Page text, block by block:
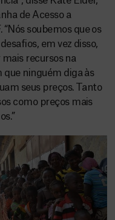
de Acesso a
soubemos que os
em vez disso,
recursos na
que ninguém diga às
seus preços. Tanto
como preços mais